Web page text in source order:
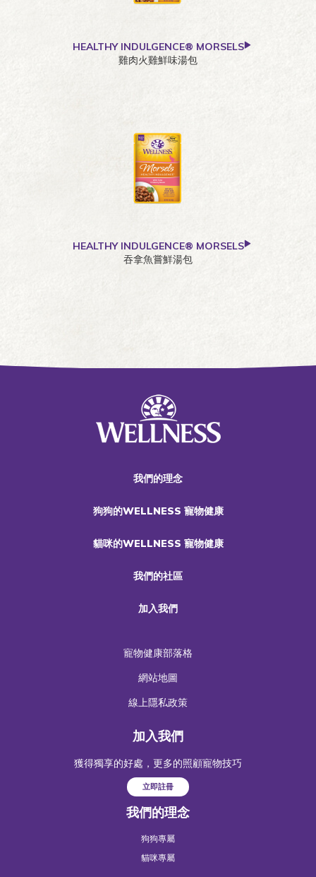
HEALTHY INDULGENCE® MORSELS
雞肉火雞鮮味湯包
HEALTHY INDULGENCE® MORSELS
吞拿魚嘗鮮湯包
我們的理念
狗狗的WELLNESS 寵物健康
貓咪的WELLNESS 寵物健康
我們的社區
加入我們
寵物健康部落格
網站地圖
線上隱私政策
加入我們
獲得獨享的好處，更多的照顧寵物技巧
立即註冊
我們的理念
狗狗專屬
貓咪專屬